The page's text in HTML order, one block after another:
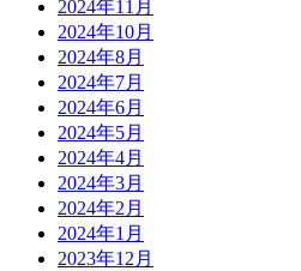
2024年11月
2024年10月
2024年8月
2024年7月
2024年6月
2024年5月
2024年4月
2024年3月
2024年2月
2024年1月
2023年12月